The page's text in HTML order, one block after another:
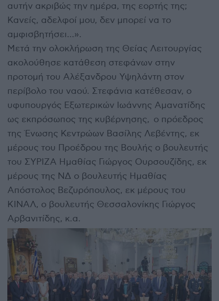
αυτήν ακριβώς την ημέρα, της εορτής της;
Κανείς, αδελφοί μου, δεν μπορεί να το
αμφισβητήσει…».
Μετά την ολοκλήρωση της Θείας Λειτουργίας
ακολούθησε κατάθεση στεφάνων στην
προτομή του Αλέξανδρου Υψηλάντη στον
περίβολο του ναού. Στεφάνια κατέθεσαν, ο
υφυπουργός Εξωτερικών Ιωάννης Αμανατίδης
ως εκπρόσωπος της κυβέρνησης, ο πρόεδρος
της Ένωσης Κεντρώων Βασίλης Λεβέντης, εκ
μέρους του Προέδρου της Βουλής ο βουλευτής
του ΣΥΡΙΖΑ Ημαθίας Γιώργος Ουρσουζίδης, εκ
μέρους της ΝΔ ο βουλευτής Ημαθίας
Απόστολος Βεζυρόπουλος, εκ μέρους του
ΚΙΝΑΛ, ο βουλευτής Θεσσαλονίκης Γιώργος
Αρβανιτίδης, κ.α.